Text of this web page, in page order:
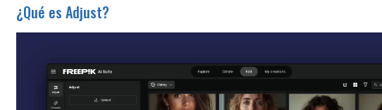
¿Qué es Adjust?